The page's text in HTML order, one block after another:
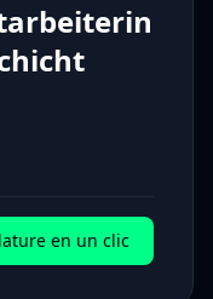
en un clic